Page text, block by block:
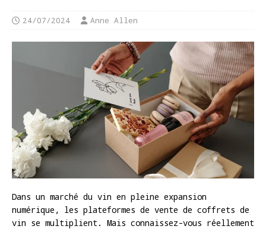
24/07/2024 Anne Allen
Dans un marché du vin en pleine expansion
numérique, les plateformes de vente de coffrets de
vin se multiplient. Mais connaissez-vous réellement